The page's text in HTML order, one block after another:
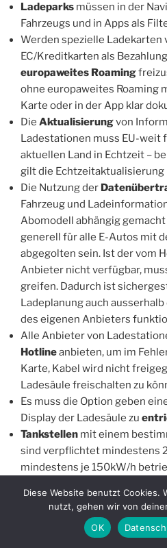
Ladeparks müssen in der
Fahrzeugs und in Apps als
Werden spezielle Ladekarten
EC/Kreditkarten als
europaweites Roaming
ohne europaweites Roaming
Karte oder in der App klar
Die Aktualisierungvon
Ladestationen muss EU-weit
aktuellen Land in Echtzeit –
gilt die Echtzeitaktualisierung
Die Nutzung der
Fahrzeug und
Abomodell abhängig
generell für alle E-Autos mit
abgegolten sein. Ist der vom
Anbieter nicht verfügbar,
greifen. Dadurch ist
Ladeplanung auch
des eigenen Anbieters
Alle Anbieter von
Hotlineanbieten, um im
Karte, Kabel wird nicht
Ladesäule freischalten zu
Es muss die Option geben
Display der Ladesäule zu
Tankstellen mit einem
sind verpflichtet mindestens
mindestens je 150kW/h
Diese Website benutzt Cookies.
nutzt, gehen wir von
OK